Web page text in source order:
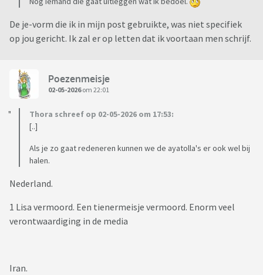
De je-vorm die ik in mijn post gebruikte, was niet specifiek
op jou gericht. Ik zal er op letten dat ik voortaan men schrijf.
Poezenmeisje
02-05-2026om 22:01
Thora schreef op 02-05-2026 om 17:53:
[..]
Als je zo gaat redeneren kunnen we de ayatolla's er ook wel bij
halen.
Nederland.
1 Lisa vermoord. Een tienermeisje vermoord. Enorm veel
verontwaardiging in de media
Iran.